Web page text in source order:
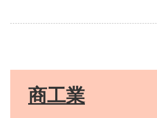
商工業